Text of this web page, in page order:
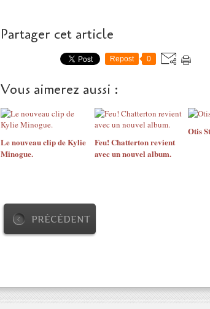
Partager cet article
Repost 0
Vous aimerez aussi :
Le nouveau clip de Kylie
Minogue.
Feu! Chatterton revient
avec un nouvel album.
Otis
PRÉCÉDENT